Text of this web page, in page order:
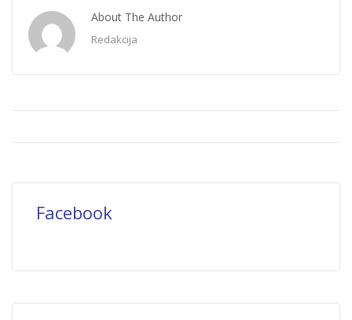
About The Author
Redakcija
Facebook